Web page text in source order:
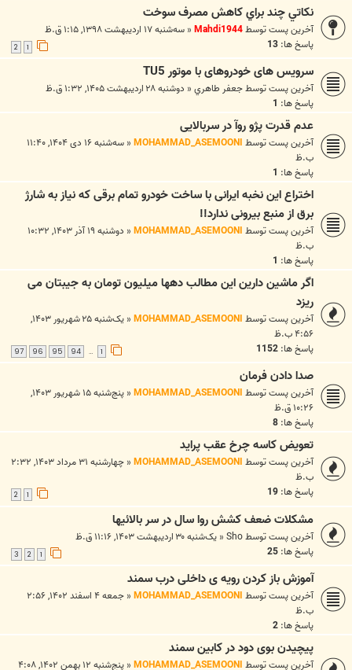
نکاتي چند براي کاهش مصرف سوخت
آخرین پست توسطMahdi1944
« سه‌شنبه ۱۷ اردیبهشت ۱۳۹۸, ۱:۱۵ ق.ظ
پاسخ ها: 13
سرویس های خودروهای با موتور TU5
آخرین پست توسطجعفر طاهري« دوشنبه ۲۸ اردیبهشت ۱۴۰۵, ۱:۳۲ ق.ظ
پاسخ ها: 1
عدم قدرت پژو روآ در سربالایی
آخرین پست توسطMOHAMMAD_ASEMOONI
«
سه‌شنبه ۱۶ دی ۱۴۰۴, ۱۱:۴۰
ب.ظ
پاسخ ها: 1
اختراع این نخبه ایرانی با ساخت خودرو تمام برقی که نیاز به شارژ
برق از منبع بیرونی ندارد!!
آخرین پست توسطMOHAMMAD_ASEMOONI
«
دوشنبه ۱۹ آذر ۱۴۰۳, ۱۰:۳۲
ب.ظ
پاسخ ها: 1
اگر ماشین دارین این مطالب دهها میلیون تومان به جیبتان می
ریزد
آخرین پست توسطMOHAMMAD_ASEMOONI
«
یک‌شنبه ۲۵ شهریور ۱۴۰۳,
۴:۵۶ ب.ظ
پاسخ ها: 1152
…
94
95
96
97
صدا دادن فرمان
آخرین پست توسطMOHAMMAD_ASEMOONI
«
پنج‌شنبه ۱۵ شهریور ۱۴۰۳,
۱۰:۲۶ ق.ظ
پاسخ ها: 8
تعویض کاسه چرخ عقب پراید
آخرین پست توسطMOHAMMAD_ASEMOONI
«
چهارشنبه ۳۱ مرداد ۱۴۰۳, ۲:۳۲
ب.ظ
پاسخ ها: 19
مشکلات ضعف کشش روا سال در سر بالائیها
آخرین پست توسطSho
« یک‌شنبه ۳۰ اردیبهشت ۱۴۰۳, ۱۱:۱۶ ق.ظ
پاسخ ها: 25
3
آموزش باز کردن رویه ی داخلی درب سمند
آخرین پست توسطMOHAMMAD_ASEMOONI
«
جمعه ۴ اسفند ۱۴۰۲, ۲:۵۶
ب.ظ
پاسخ ها: 2
پیچیدن بوی دود در کابین سمند
آخرین پست توسطMOHAMMAD_ASEMOONI
« پنج‌شنبه ۱۲ بهمن ۱۴۰۲, ۴:۰۸